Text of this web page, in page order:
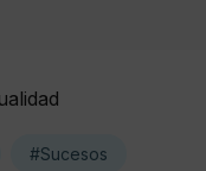
#Sucesos